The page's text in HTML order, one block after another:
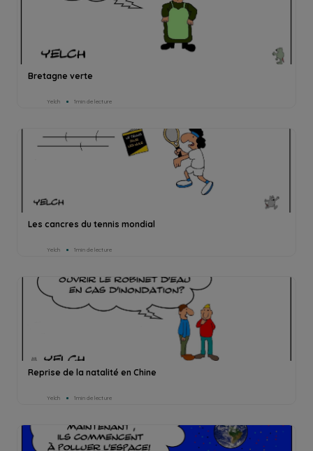
Bretagne verte
Yelch 1min de lecture
Les cancres du tennis mondial
Yelch 1min de lecture
Reprise de la natalité en Chine
Yelch 1min de lecture